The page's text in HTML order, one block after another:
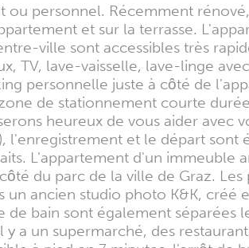
ou personnel. Récemment
et sur la terrasse.
ville sont accessibles très
TV, lave-vaisselle, lave-linge
personnelle juste à côté de
de stationnement courte
heureux de vous aider
l'enregistrement et le départ sont
L'appartement d'un
du parc de la ville de Graz.
un ancien studio photo K&K, créé
de bain sont également séparées
y a un supermarché, des